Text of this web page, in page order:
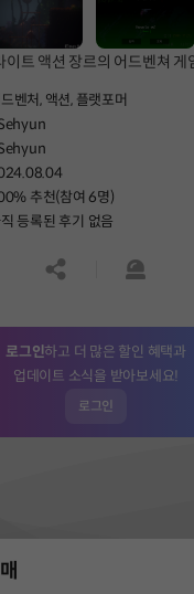
은 로그라이트 액션 장르의 어드벤쳐
벤처, 액션, 플랫포머
추천(참여 6명)
등록된 후기 없음
공유하기신고하
로그인하고 더 많은 할인 혜택과
업데이트 소식을 받아보세요!
로그인